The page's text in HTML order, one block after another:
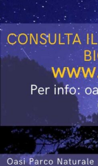
L’incontro con
pubblico
confermando
Cinema”: non
un’occasione
agli autori del